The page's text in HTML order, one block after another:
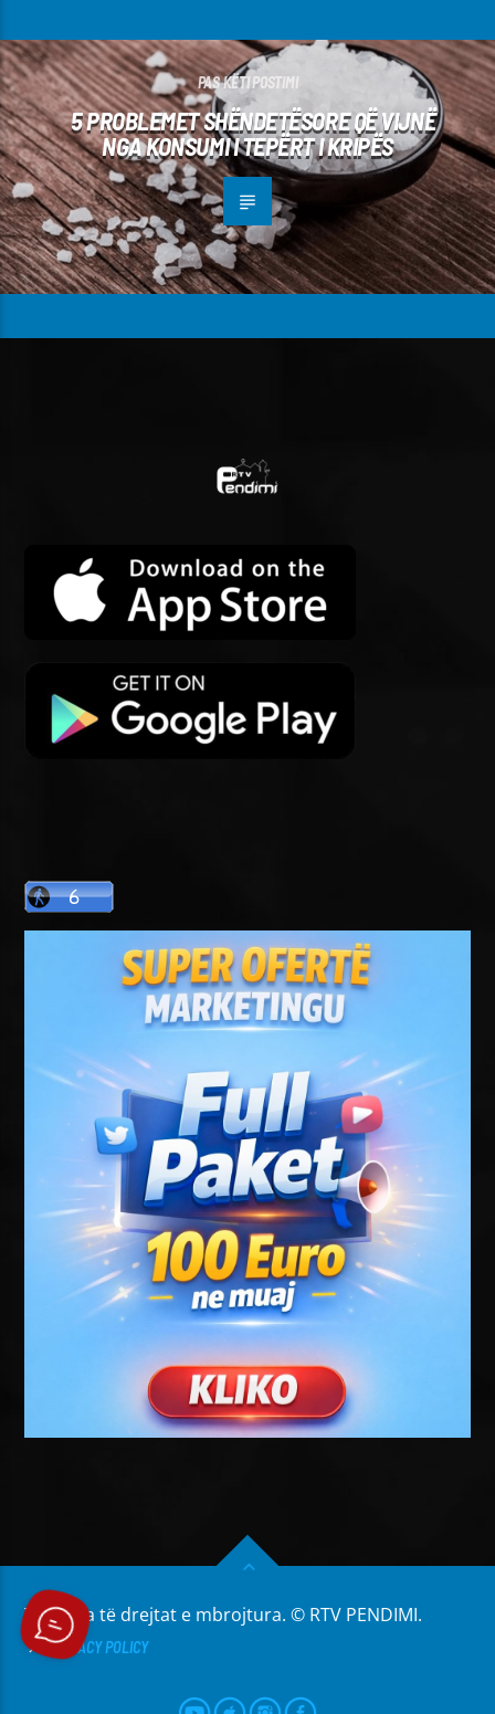
PAS KËTI POSTIMI
5 PROBLEMET SHËNDETËSORE QË VIJNË
NGA KONSUMI I TEPËRT I KRIPËS
Të gjitha të drejtat e mbrojtura. © RTV PENDIMI.
PRIVACY POLICY